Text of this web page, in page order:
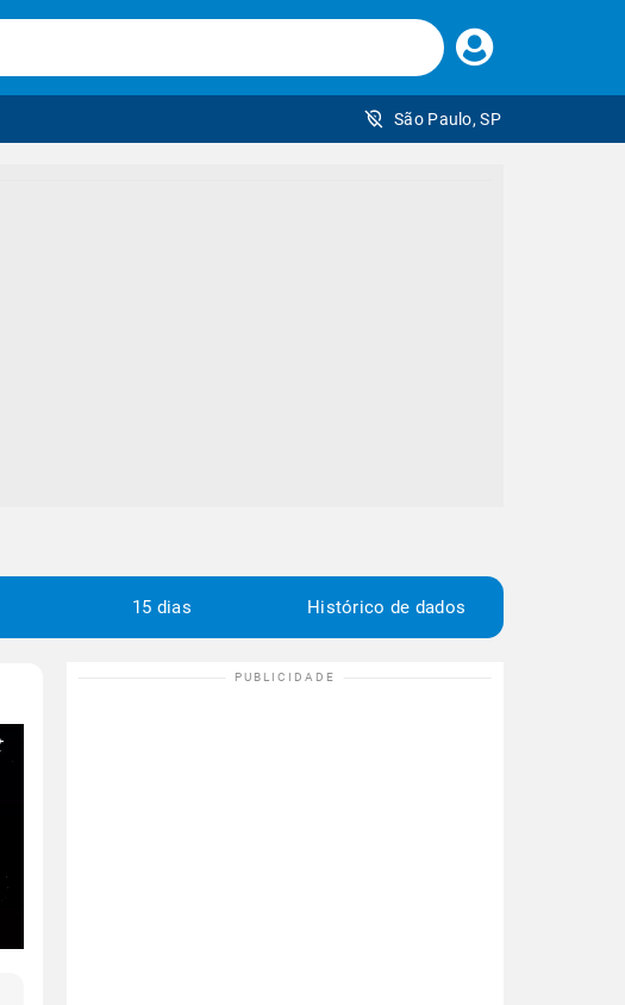
Faça
seu
São Paulo, SP
15 dias Histórico de dados